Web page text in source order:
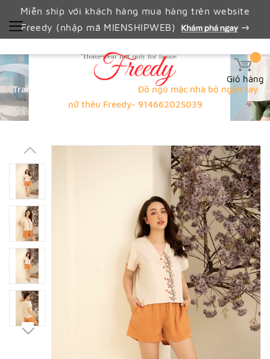
Miễn ship với khách hàng mua hàng trên website
Freedy (nhập mã MIENSHIPWEB)
Giỏ hàng
Trang chủ
Đồ ngủ mặc nhà bộ ngắn tay
nữ thêu Freedy- 91466202S039